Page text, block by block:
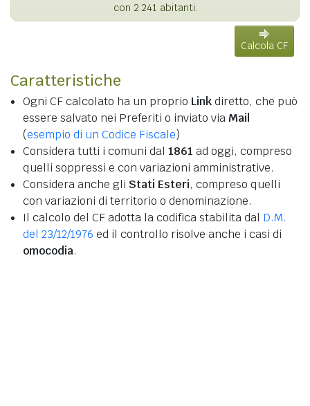
con 2.241 abitanti.
Calcola CF
Caratteristiche
Ogni CF calcolato ha un proprio Linkdiretto, che può
essere salvato nei Preferiti o inviato via Mail
(esempio di un Codice Fiscale)
Considera tutti i comuni dal 1861 ad oggi, compreso
quelli soppressi e con variazioni amministrative.
Considera anche gli Stati Esteri, compreso quelli
con variazioni di territorio o denominazione.
Il calcolo del CF adotta la codifica stabilita dal D.M.
del 23/12/1976 ed il controllo risolve anche i casi di
omocodia.